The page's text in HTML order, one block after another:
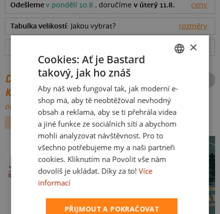
Odešlemev pondělí 10.8., doručímev úterý 11.8. ceny
Tabulka velikostí: Jakou vybrat? rozměry
více
DALŠÍ POTISKY ZE STEJNÉ
KATEGORIE
PROCHÁZET VŠE:
TURISTIKA
SLOVAK
×
Cookies: Ať je Bastard
takový, jak ho znáš
Aby náš web fungoval tak, jak moderní e-
shop má, aby tě neobtěžoval nevhodný
obsah a reklama, aby se ti přehrála videa
a jiné funkce ze sociálních sítí a abychom
mohli analyzovat návštěvnost. Pro to
všechno potřebujeme my a naši partneři
cookies. Kliknutím na Povolit vše nám
dovolíš je ukládat. Díky za to! Více
informací
PŘIJMOUT A POKRAČOVAT